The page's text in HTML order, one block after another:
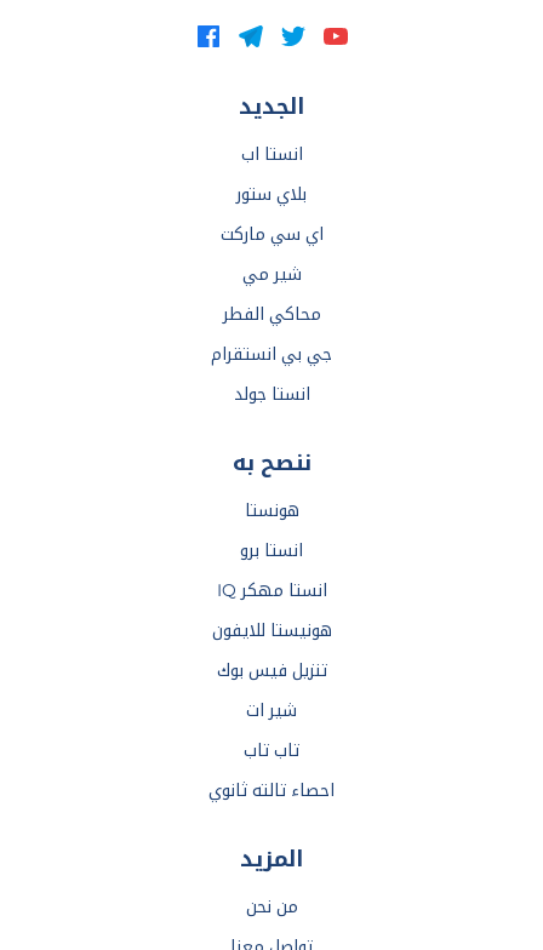
الجديد
انستا اب
بلاي ستور
اي سي ماركت
شير مي
محاكي الفطر
جي بي انستقرام
انستا جولد
ننصح به
هونستا
انستا برو
انستا مهكر IQ
هونيستا للايفون
تنزيل فيس بوك
شير ات
تاب تاب
احصاء تالته ثانوي
المزيد
من نحن